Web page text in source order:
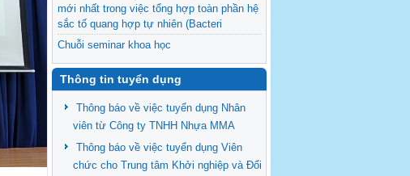
mới nhất trong việc tổng hợp toàn phần hệ
sắc tố quang hợp tự nhiên (Bacteri
Chuỗi seminar khoa học
Thông báo về việc tuyển thực tập sinh
năm 2026
Thông tin tuyển dụng
Thông báo về việc tuyển dụng Nhân
viên từ Công ty TNHH Nhựa MMA
Thông báo về việc tuyển dụng Viên
chức cho Trung tâm Khởi nghiệp và Đổi